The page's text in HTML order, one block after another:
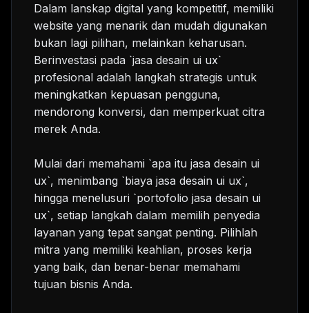
Dalam lanskap digital yang kompetitif, memiliki
website yang menarik dan mudah digunakan
bukan lagi pilihan, melainkan keharusan.
Berinvestasi pada `jasa desain ui ux`
profesional adalah langkah strategis untuk
meningkatkan kepuasan pengguna,
mendorong konversi, dan memperkuat citra
merek Anda.
Mulai dari memahami `apa itu jasa desain ui
ux`, menimbang `biaya jasa desain ui ux`,
hingga menelusuri `portofolio jasa desain ui
ux`, setiap langkah dalam memilih penyedia
layanan yang tepat sangat penting. Pilihlah
mitra yang memiliki keahlian, proses kerja
yang baik, dan benar-benar memahami
tujuan bisnis Anda.